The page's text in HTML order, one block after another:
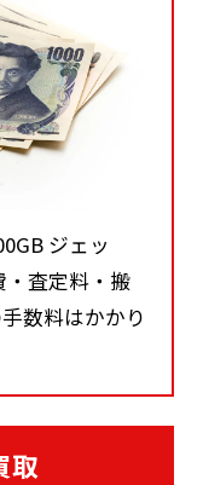
ジェッ
・査定料・搬
数料はかかり
取